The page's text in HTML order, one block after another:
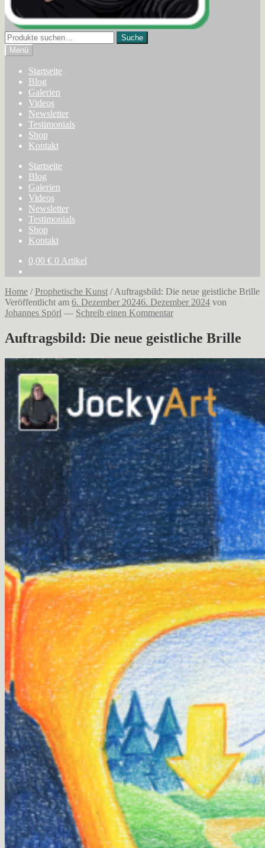
Suche
nach:
Suche
Menü
Startseite
Blog
Galerien
Videos
Newsletter
Testimonials
Shop
Kontakt
Startseite
Blog
Galerien
Videos
Newsletter
Testimonials
Shop
Kontakt
0,00 € 0 Artikel
Home /Prophetische Kunst /Auftragsbild: Die neue geistliche Brille
Veröffentlicht am 6. Dezember 20246. Dezember 2024 von
Johannes Spörl — Schreib einen Kommentar
Auftragsbild: Die neue geistliche Brille